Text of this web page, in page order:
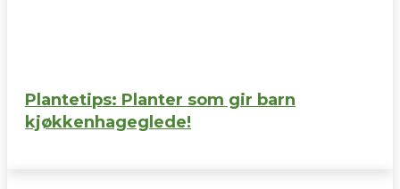
Plantetips: Planter som gir barn
kjøkkenhageglede!